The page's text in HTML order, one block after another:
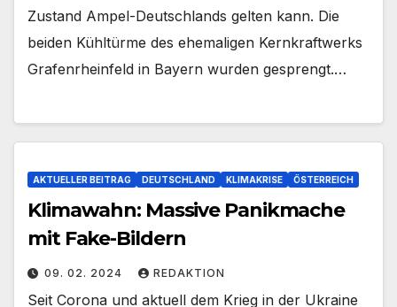
Zustand Ampel-Deutschlands gelten kann. Die
beiden Kühltürme des ehemaligen Kernkraftwerks
Grafenrheinfeld in Bayern wurden gesprengt.…
AKTUELLER BEITRAG DEUTSCHLAND KLIMAKRISE ÖSTERREICH
Klimawahn: Massive Panikmache
mit Fake-Bildern
09. 02. 2024 REDAKTION
Seit Corona und aktuell dem Krieg in der Ukraine